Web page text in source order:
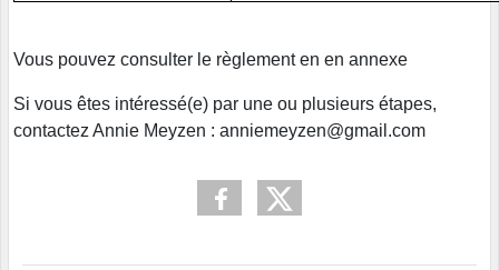
Vous pouvez consulter le règlement en en annexe
Si vous êtes intéressé(e) par une ou plusieurs étapes,
contactez Annie Meyzen : anniemeyzen@gmail.com